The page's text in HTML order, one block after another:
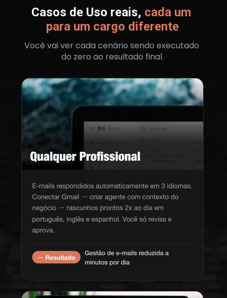
Casos de Uso reais, cada um
para um cargo diferente
Você vai ver cada cenário sendo executado
do zero ao resultado final.